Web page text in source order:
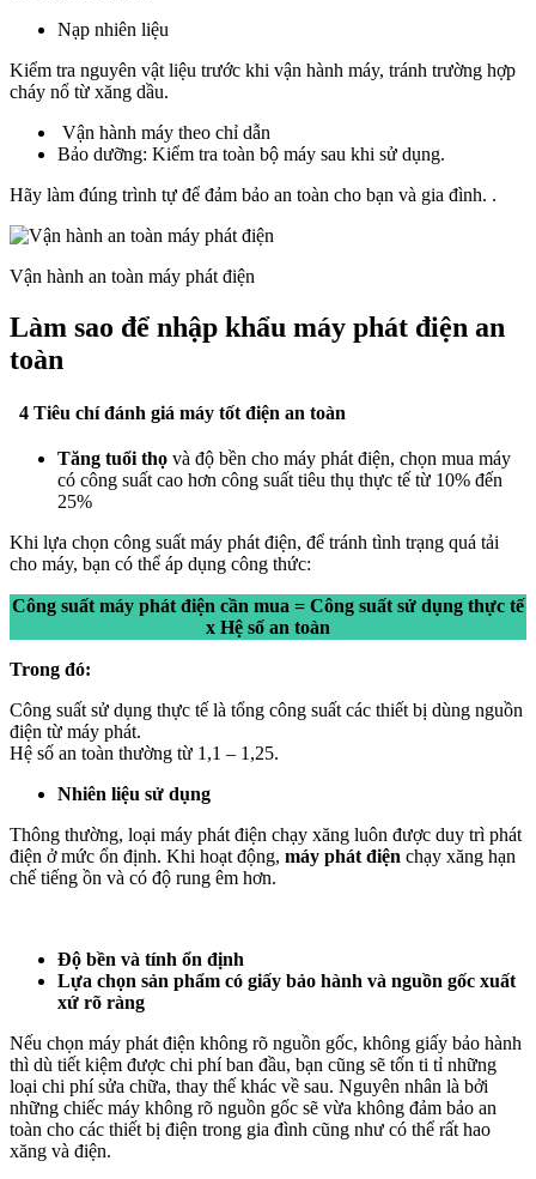
Nạp nhiên liệu
Kiểm tra nguyên vật liệu trước khi vận hành máy, tránh trường hợp
cháy nổ từ xăng dầu.
Vận hành máy theo chỉ dẫn
Bảo dưỡng: Kiểm tra toàn bộ máy sau khi sử dụng.
Hãy làm đúng trình tự để đảm bảo an toàn cho bạn và gia đình. .
Vận hành an toàn máy phát điện
Làm sao để nhập khẩu máy phát điện an
toàn
4 Tiêu chí đánh giá máy tốt điện an toàn
Tăng tuổi thọ và độ bền cho máy phát điện, chọn mua máy
có công suất cao hơn công suất tiêu thụ thực tế từ 10% đến
25%
Khi lựa chọn công suất máy phát điện, để tránh tình trạng quá tải
cho máy, bạn có thể áp dụng công thức:
Công suất máy phát điện cần mua = Công suất sử dụng thực tế
x Hệ số an toàn
Trong đó:
Công suất sử dụng thực tế là tổng công suất các thiết bị dùng nguồn
điện từ máy phát.
Hệ số an toàn thường từ 1,1 – 1,25.
Nhiên liệu sử dụng
Thông thường, loại máy phát điện chạy xăng luôn được duy trì phát
điện ở mức ổn định. Khi hoạt động, máy phát điện chạy xăng hạn
chế tiếng ồn và có độ rung êm hơn.
Độ bền và tính ổn định
Lựa chọn sản phẩm có giấy bảo hành và nguồn gốc xuất
xứ rõ ràng
Nếu chọn máy phát điện không rõ nguồn gốc, không giấy bảo hành
thì dù tiết kiệm được chi phí ban đầu, bạn cũng sẽ tốn ti tỉ những
loại chi phí sửa chữa, thay thế khác về sau. Nguyên nhân là bởi
những chiếc máy không rõ nguồn gốc sẽ vừa không đảm bảo an
toàn cho các thiết bị điện trong gia đình cũng như có thể rất hao
xăng và điện.